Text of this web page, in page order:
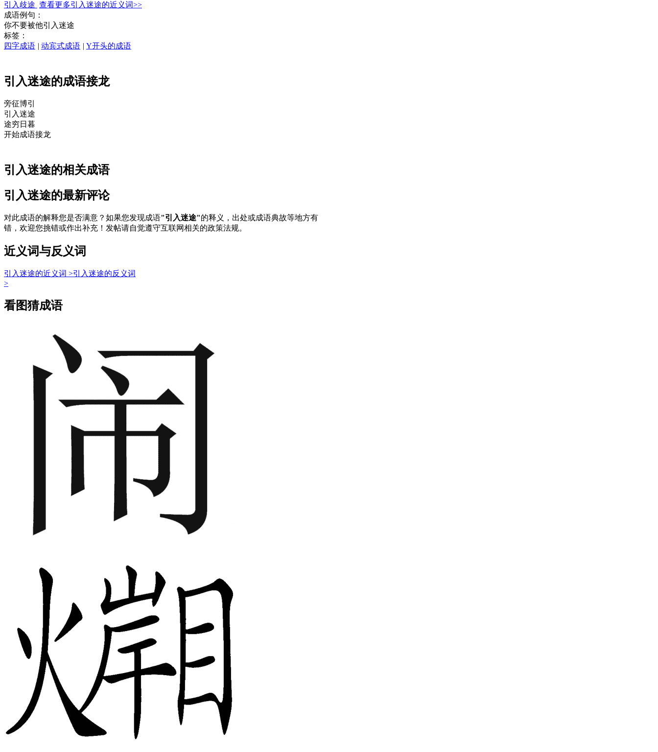
引入歧途 查看更多引入迷途的近义词>>
成语例句：
你不要被他引入迷途
标签：
四字成语 | 动宾式成语 | Y开头的成语
引入迷途的成语接龙
旁征博引
引
入迷途
途穷日暮
开始成语接龙
引入迷途的相关成语
引入迷途的最新评论
对此成语的解释您是否满意？如果您发现成语"引入迷途"的释义，出处或成语典故等地方有
错，欢迎您挑错或作出补充！发帖请自觉遵守互联网相关的政策法规。
近义词与反义词
引入迷途的近义词 >引入迷途的反义词
>
看图猜成语